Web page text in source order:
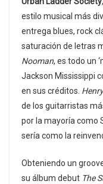
estilo musical más
entrega blues, rock
saturación de letras
Nooman, es todo un
Jackson Mississippi
en sus créditos.
de los guitarristas
por la mayoría como
sería como la
Obteniendo un
su álbum debut The